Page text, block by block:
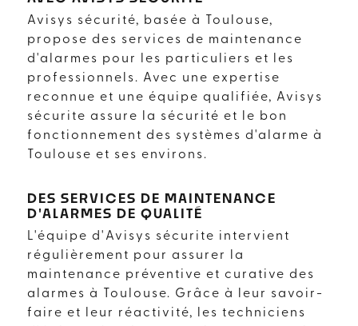
Avisys sécurité, basée à Toulouse,
propose des services de maintenance
d'alarmes pour les particuliers et les
professionnels. Avec une expertise
reconnue et une équipe qualifiée, Avisys
sécurite assure la sécurité et le bon
fonctionnement des systèmes d'alarme à
Toulouse et ses environs.
DES SERVICES DE MAINTENANCE
D'ALARMES DE QUALITÉ
L'équipe d'Avisys sécurite intervient
régulièrement pour assurer la
maintenance préventive et curative des
alarmes à Toulouse. Grâce à leur savoir-
faire et leur réactivité, les techniciens